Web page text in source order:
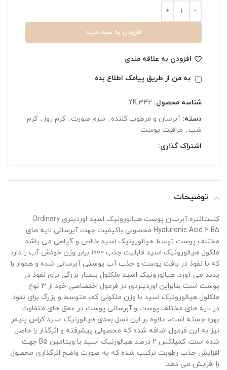
افزودن به سبد خرید
افزودن به علاقه مندی
به من از طریق پیامک اطلاع بده
شناسه محصول: YK.342
دسته: آبرسان و مرطوب کننده , سرم صورت , کرم روز , کرم
شب , مراقبت پوست
اشتراک گذاری:
توضیحات
کنستانتره آبرسان پوست هیالورونیک اسید اوردینری Ordinary
Hyaluronic Acid 2 B5 محصولی باکیفیت جهت آبرسانی لایه های
مختلف پوست توسط هیالورونیک اسید خالص و گیاهی می باشد.
ملکول هیالورونیک اسید قابلیت جذب 1000 برابر وزن خودش آب را دارد
که با نفوذ در بافت پوست و جذب آب پوستی آبرسانی شده و هموار را
پدید می آورد. هیالورونیک اسید ملکلول بسیار بزرگی برای نفوذ در
پوست است بنابراین اوردینردی در فرمول اختصاصی خود از 3 نوع
ملکلول هیالورونیک اسید با وزن ملکولی کم، متوسط و بزرگ برای نفوذ
در لایه های مختلف پوست و آبرسانی پوست در عمق های متفاوت
بهره جسته است، علاوه بر این نسل بعدی هیالورنیک اسید کراس پلیمر
نیز به این فرمول اضافه شده که محصولی پیشرفته و اثرگذار را حاصل
شده است. کمپلکس 2 درصد هیالورنیک اسید با ویتامین B5 جهت
افزایش جذب رطوبت ترکیب شده که به صورت واضح اثرگذاری محصول
را افزایش می دهد.